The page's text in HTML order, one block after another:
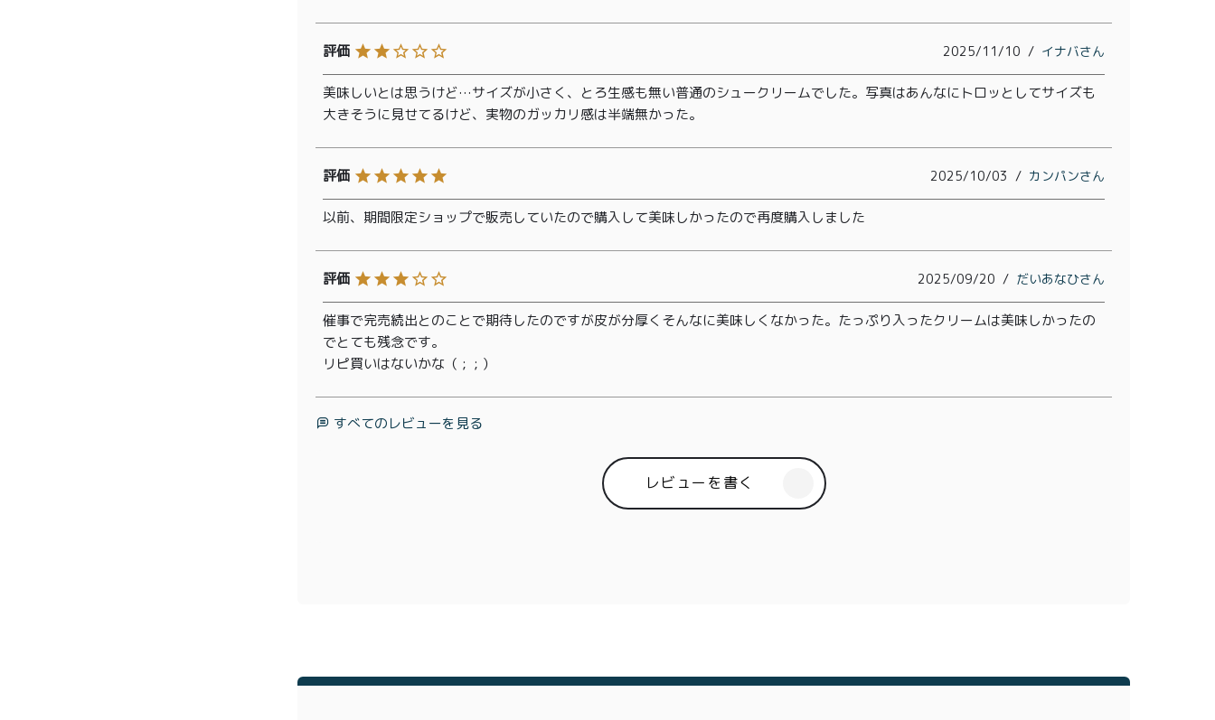
プライバシーポリシー 特定商取引法に基づく表記
〒599-8237
堺市中区深井水池町3210-1
イナバ
2025/11/10
美味しいとは思うけど…サイズが小さく、とろ生感も無い普通のシュークリームでした。写真はあんなにトロッとしてサイズも
大きそうに見せてるけど、実物のガッカリ感は半端無かった。
カンパン
2025/10/03
以前、期間限定ショップで販売していたので購入して美味しかったので再度購入しました
だいあなひ
2025/09/20
催事で完売続出とのことで期待したのですが皮が分厚くそんなに美味しくなかった。たっぷり入ったクリームは美味しかったの
でとても残念です。
リピ買いはないかな（ ;  ; ）
すべてのレビューを見る
レビューを書く